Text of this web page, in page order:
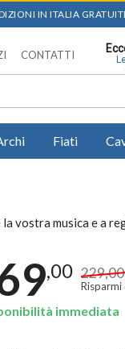
IN ITALIA
CONTATTI
Fiati
vostra musica e a
,00
immediata